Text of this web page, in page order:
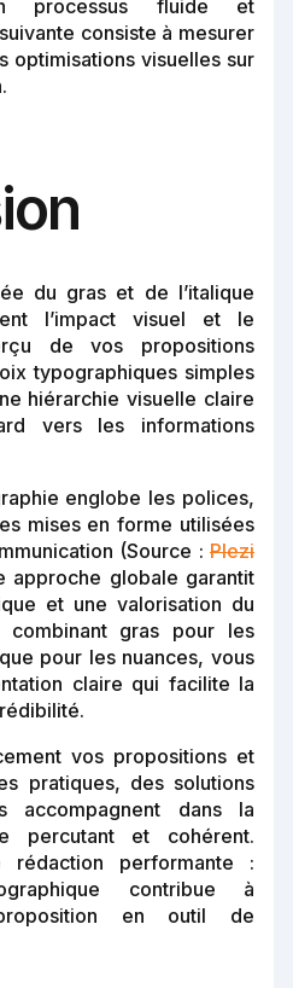
processus fluide et
consiste à mesurer
optimisations visuelles sur
du gras et de l’italique
l’impact visuel et le
de vos propositions
typographiques simples
hiérarchie visuelle claire
vers les informations
englobe les polices,
mises en forme utilisées
(Source : Plezi
approche globale garantit
et une valorisation du
combinant gras pour les
pour les nuances, vous
claire qui facilite la
vos propositions et
pratiques, des solutions
accompagnent dans la
percutant et cohérent.
rédaction performante :
contribue à
en outil de